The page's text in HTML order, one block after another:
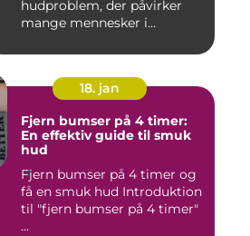
hudproblem, der påvirker
mange mennesker i
18. jan
Fjern bumser på 4 timer:
En effektiv guide til smuk
hud
Fjern bumser på 4 timer og
få en smuk hud Introduktion
til "fjern bumser på 4 timer"
...